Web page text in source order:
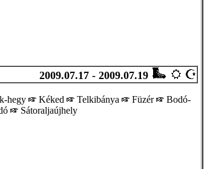
2009.07.17 - 2009.07.19
hegy Kéked Telkibánya Füzér
Bodó-
Sátoraljaújhely